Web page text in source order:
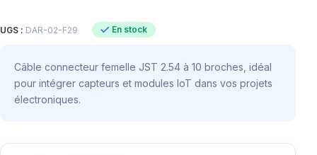
UGS : DAR-02-F29 En stock
Câble connecteur femelle JST 2.54 à 10 broches, idéal
pour intégrer capteurs et modules IoT dans vos projets
électroniques.